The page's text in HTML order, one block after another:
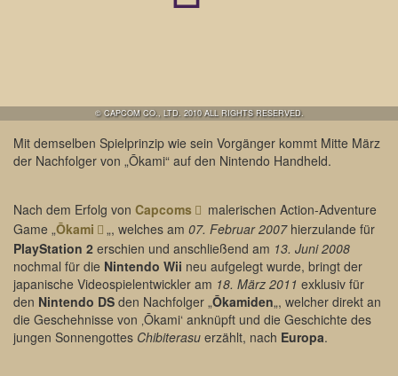
© CAPCOM CO., LTD. 2010 ALL RIGHTS RESERVED.
Mit demselben Spielprinzip wie sein Vorgänger kommt Mitte März
der Nachfolger von „Ōkami“ auf den Nintendo Handheld.
Nach dem Erfolg von Capcoms
malerischen Action-Adventure
Game „Ōkami „, welches am 07. Februar 2007hierzulande für
PlayStation 2 erschien und anschließend am 13. Juni 2008
nochmal für die Nintendo Wii neu aufgelegt wurde, bringt der
japanische Videospielentwickler am 18. März 2011 exklusiv für
den Nintendo DS den Nachfolger „Ōkamiden„, welcher direkt an
die Geschehnisse von ‚Ōkami‘ anknüpft und die Geschichte des
jungen Sonnengottes Chibiterasu erzählt, nach Europa.